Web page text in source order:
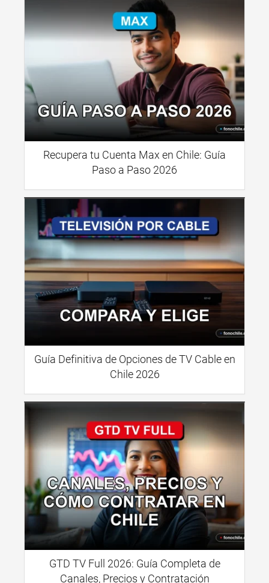
Recupera tu Cuenta Max en Chile: Guía
Paso a Paso 2026
Guía Definitiva de Opciones de TV Cable en
Chile 2026
GTD TV Full 2026: Guía Completa de
Canales, Precios y Contratación